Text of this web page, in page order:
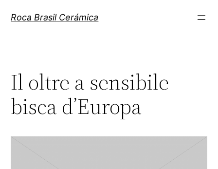
paraRoca Brasil Cerámica
Il oltre a sensibile
bisca d’Europa